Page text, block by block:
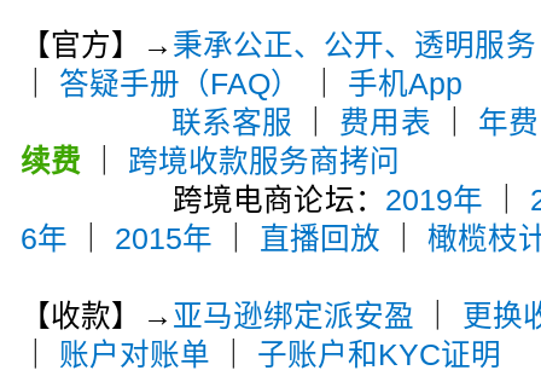
【官方】→ 秉承公正、公开、透明服务
答疑手册（FAQ）
手机App
联系客服
费用表 年费
续费
跨境收款服务商拷问
跨境电商论坛： 2019年
6年
2015年 直播回放 ｜橄榄枝
【收款】→ 亚马逊绑定派安盈
更换
账户对账单
子账户和KYC证明